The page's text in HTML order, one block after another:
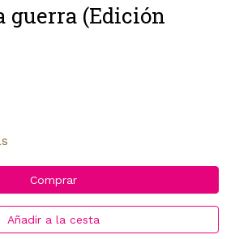
guerra (Edición
Comprar
Añadir a la cesta